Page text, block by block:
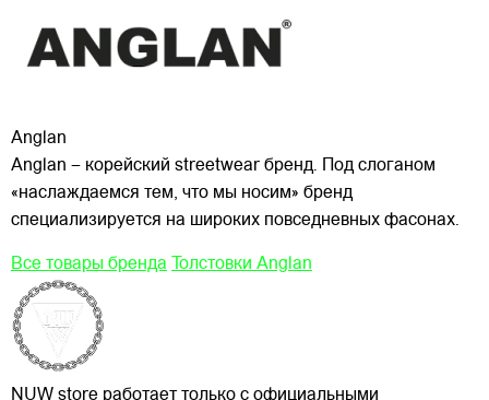
Anglan
Anglan – корейский streetwear бренд. Под слоганом
«наслаждаемся тем, что мы носим» бренд
специализируется на широких повседневных фасонах.
Все товары бренда Толстовки Anglan
NUW store работает только с официальными